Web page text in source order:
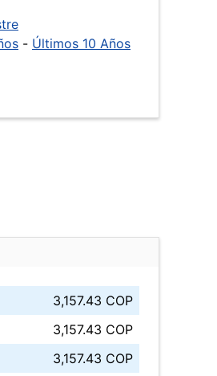
- Últimos 10 Años
3,157.43 COP
3,157.43 COP
3,157.43 COP